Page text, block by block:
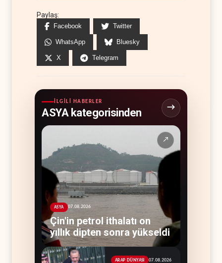
Paylaş:
Facebook Twitter
WhatsApp Bluesky
X Telegram
İLGILI HABERLER
ASYA kategorisinden
↗
ASYA 07.08.2026
Çin'in petrol ithalatı on
yıllık dipten sonra yükseldi
ARAP DÜNYASI 07.08.2026